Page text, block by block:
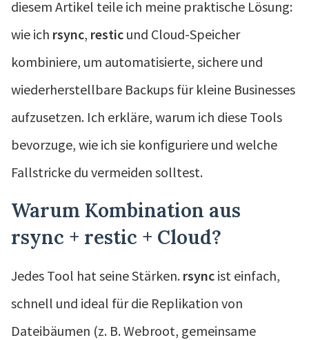
diesem Artikel teile ich meine praktische Lösung:
wie ich rsync, restic und Cloud-Speicher
kombiniere, um automatisierte, sichere und
wiederherstellbare Backups für kleine Businesses
aufzusetzen. Ich erkläre, warum ich diese Tools
bevorzuge, wie ich sie konfiguriere und welche
Fallstricke du vermeiden solltest.
Warum Kombination aus
rsync + restic + Cloud?
Jedes Tool hat seine Stärken. rsync ist einfach,
schnell und ideal für die Replikation von
Dateibäumen (z. B. Webroot, gemeinsame